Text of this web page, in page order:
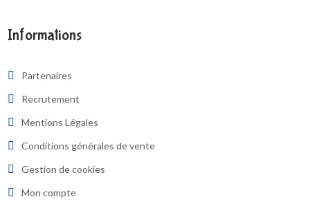
Informations
Partenaires
Recrutement
Mentions Légales
Conditions générales de vente
Gestion de cookies
Mon compte